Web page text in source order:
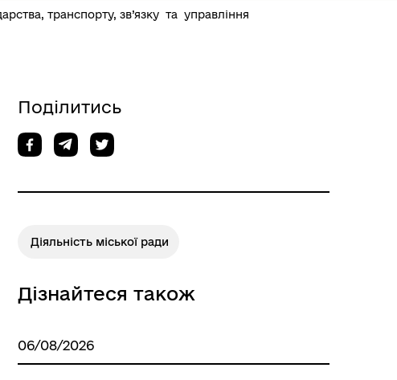
служба
транспорту, зв’язку та управління
Поділитись
Діяльність міської ради
Дізнайтеся також
06/08/2026